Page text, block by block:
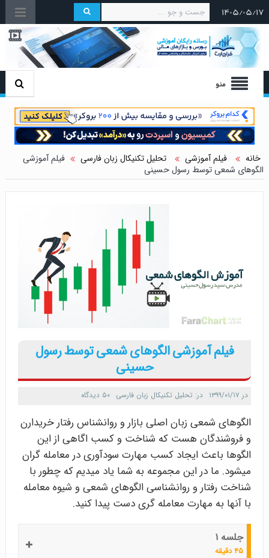
۱۴۰۵/۰۵/۱۷
منو
خانه فیلم آموزشی تحلیل تکنیکال زبان فارسی
فیلم آموزشی
الگوهای شمعی توسط رسول حسینی
فیلم آموزشی الگوهای شمعی توسط رسول
حسینی
در ۱۳۹۹/۰۱/۱۷ در: تحلیل تکنیکال زبان فارسی ۵۰ دیدگاه
الگوهای شمعی زبان اصلی بازار و روانشناس رفتار خریدارن
و فروشندگان هست که شناخت و کسب اگاهی از این
الگوها باعث ایجاد کسب مهارت سودآوری در معامله گران
میشود. ما در این مجموعه به شما یاد میدیم که چطور با
شناخت رفتار و روانشناسی الگوهای شمعی و شیوه معامله
با آنها به مهارت معامله گری دست پیدا کنید.
جلسه ۱
۴۵ دقیقه